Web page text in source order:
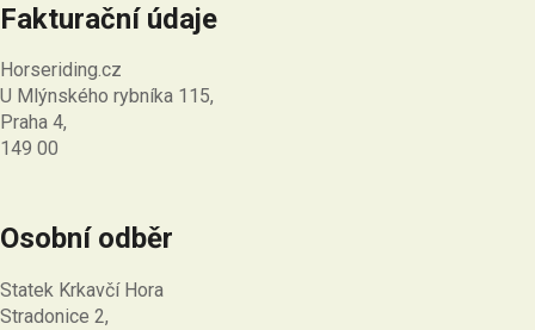
Fakturační údaje
Horseriding.cz
U Mlýnského rybníka 115,
Praha 4,
149 00
Osobní odběr
Statek Krkavčí Hora
Stradonice 2,